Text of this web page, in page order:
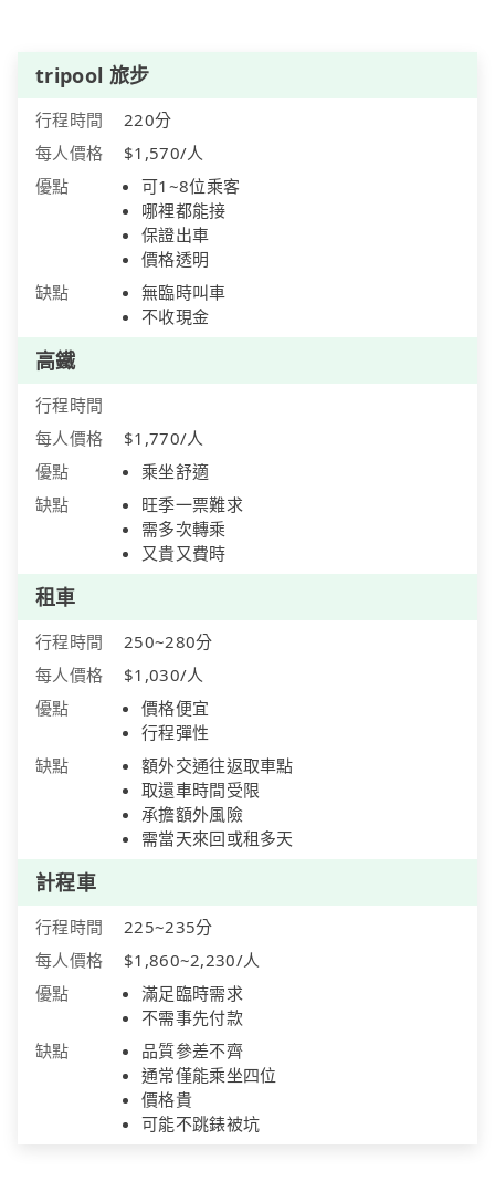
tripool 旅步
行程時間
220分
每人價格
$1,570/人
優點
可1~8位乘客
哪裡都能接
保證出車
價格透明
缺點
無臨時叫車
不收現金
高鐵
行程時間
每人價格
$1,770/人
優點
乘坐舒適
缺點
旺季一票難求
需多次轉乘
又貴又費時
租車
行程時間
250~280分
每人價格
$1,030/人
優點
價格便宜
行程彈性
缺點
額外交通往返取車點
取還車時間受限
承擔額外風險
需當天來回或租多天
計程車
行程時間
225~235分
每人價格
$1,860~2,230/人
優點
滿足臨時需求
不需事先付款
缺點
品質參差不齊
通常僅能乘坐四位
價格貴
可能不跳錶被坑